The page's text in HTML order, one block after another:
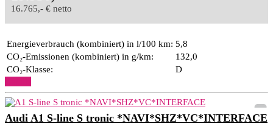
16.765,- € netto
Energieverbrauch (kombiniert) in l/100 km: 5,8
CO₂-Emissionen (kombiniert) in g/km:
132,0
CO₂-Klasse:
D
Audi A1 S-line S tronic *NAVI*SHZ*VC*INTERFACE